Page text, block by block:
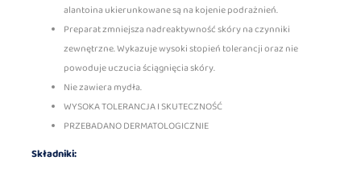
alantoina ukierunkowane są na kojenie podrażnień.
Preparat zmniejsza nadreaktywność skóry na czynniki
zewnętrzne. Wykazuje wysoki stopień tolerancji oraz nie
powoduje uczucia ściągnięcia skóry.
Nie zawiera mydła.
WYSOKA TOLERANCJA I SKUTECZNOŚĆ
PRZEBADANO DERMATOLOGICZNIE
Składniki: